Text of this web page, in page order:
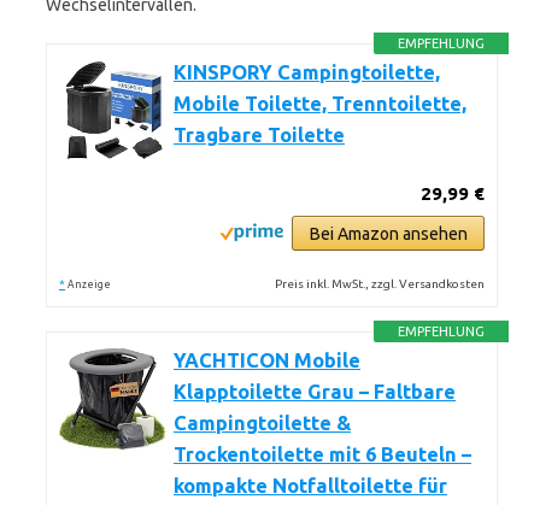
Wechselintervallen.
EMPFEHLUNG
KINSPORY Campingtoilette,
Mobile Toilette, Trenntoilette,
Tragbare Toilette
29,99 €
Bei Amazon ansehen
* Anzeige Preis inkl. MwSt., zzgl. Versandkosten
EMPFEHLUNG
YACHTICON Mobile
Klapptoilette Grau – Faltbare
Campingtoilette &
Trockentoilette mit 6 Beuteln –
kompakte Notfalltoilette für